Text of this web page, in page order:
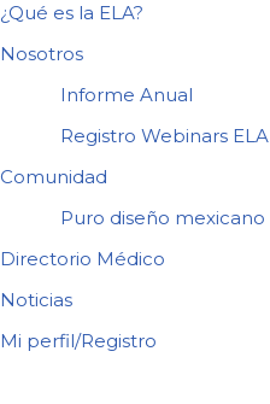
¿Qué es la ELA?
Nosotros
Informe Anual
Registro Webinars ELA
Comunidad
Puro diseño mexicano
Directorio Médico
Noticias
Mi perfil/Registro